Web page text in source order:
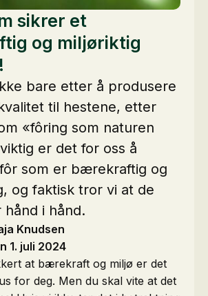
sikrer et
og miljøriktig
bare etter å produsere
til hestene, etter
«fôring som naturen
er det for oss å
som er bærekraftig og
og faktisk tror vi at de
i hånd.
Knudsen
1. juli 2024
at bærekraft og miljø er det
for deg. Men du skal vite at det